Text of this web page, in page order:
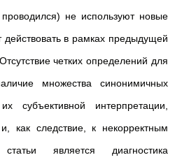
не используют новые
в рамках предыдущей
Отсутствие четких определений для
множества синонимичных
субъективной интерпретации,
как следствие, к некорректным
является диагностика